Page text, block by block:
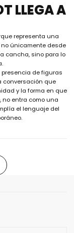
LLEGA A
representa una
únicamente desde
cancha, sino para lo
presencia de figuras
conversación que
y la forma en que
no entra como una
el lenguaje del